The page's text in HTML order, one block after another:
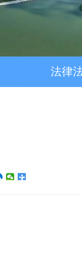
法律